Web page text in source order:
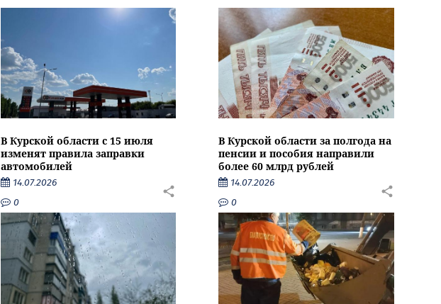
В Курской области с 15 июля
изменят правила заправки
автомобилей
14.07.2026
0
В Курской области за полгода на
пенсии и пособия направили
более 60 млрд рублей
14.07.2026
0